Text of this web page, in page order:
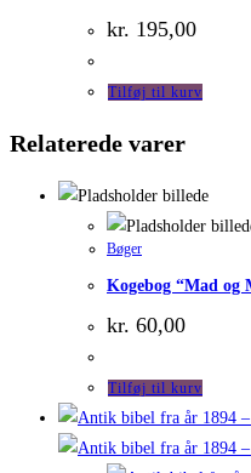
kr. 195,00
Tilføj til kurv
Relaterede varer
Bøger
Kogebog “Mad
kr. 60,00
Tilføj til kurv